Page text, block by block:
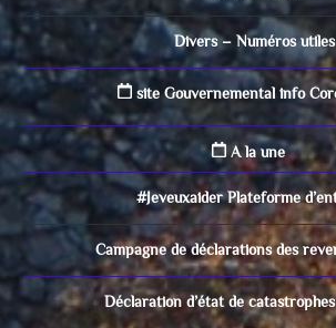
Divers – Numéros utiles
site Gouvernemental info
A la une
#Jeveuxaider Plateforme
Campagne de déclarations des
Déclaration d’état de